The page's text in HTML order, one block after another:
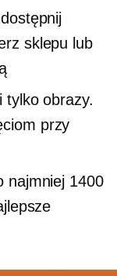
sklepu lub
tylko obrazy.
przy
najmniej 1400